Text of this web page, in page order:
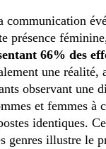
communication
présence
66% des
une réalité,
observant une
et femmes à
identiques.
genres illustre le